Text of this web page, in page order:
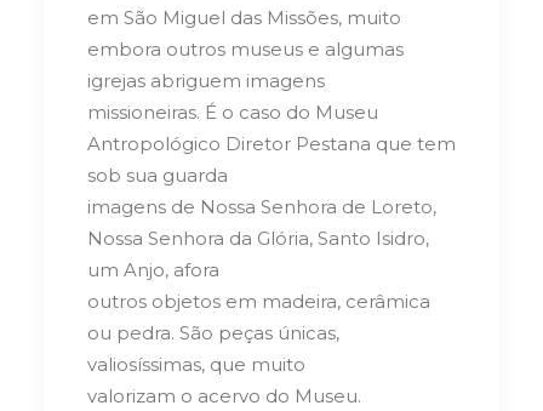
em São Miguel das Missões, muito
embora outros museus e algumas
igrejas abriguem imagens
missioneiras. É o caso do Museu
Antropológico Diretor Pestana que tem
sob sua guarda
imagens de Nossa Senhora de Loreto,
Nossa Senhora da Glória, Santo Isidro,
um Anjo, afora
outros objetos em madeira, cerâmica
ou pedra. São peças únicas,
valiosíssimas, que muito
valorizam o acervo do Museu.